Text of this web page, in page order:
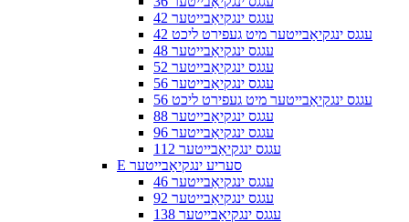
42 עגגס ינגקיאַבייטער
42 עגגס ינגקיאַבייטער מיט געפירט ליכט
48 עגגס ינגקיאַבייטער
52 עגגס ינגקיאַבייטער
56 עגגס ינגקיאַבייטער
56 עגגס ינגקיאַבייטער מיט געפירט ליכט
88 עגגס ינגקיאַבייטער
96 עגגס ינגקיאַבייטער
112 עגגס ינגקיאַבייטער
E סעריע ינגקיאַבייטער
46 עגגס ינגקיאַבייטער
92 עגגס ינגקיאַבייטער
138 עגגס ינגקיאַבייטער